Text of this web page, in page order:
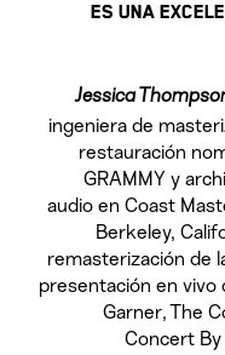
ES UNA
Jessica
ingeniera de
restauración
GRAMMY y
audio en Coast
Berkeley,
remasterización de
presentación en vivo
Garner, The
Concert By